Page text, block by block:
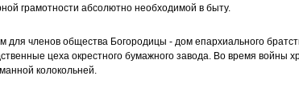
грамотности абсолютно необходимой в быту.
членов общества Богородицы - дом епархиального
цеха окрестного бумажного завода. Во время войны
колокольней.